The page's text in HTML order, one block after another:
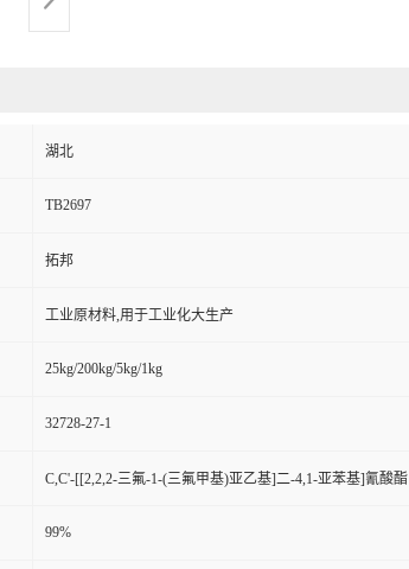
湖北
TB2697
拓邦
工业原材料,用于工业化大生产
25kg/200kg/5kg/1kg
32728-27-1
C,C'-[[2,2,2-三氟-1-(三氟甲基)亚乙基]二-4,1-亚苯基]氰酸酯
99%